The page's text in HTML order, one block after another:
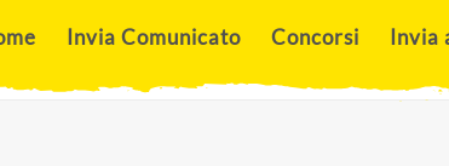
Invia Comunicato Concorsi Invia